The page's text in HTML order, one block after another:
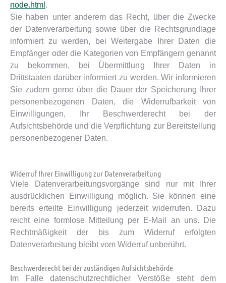
node.html .
Sie haben unter anderem das Recht, über die Zwecke
der Datenverarbeitung sowie über die Rechtsgrundlage
informiert zu werden, bei Weitergabe Ihrer Daten die
Empfänger oder die Kategorien von Empfängern genannt
zu bekommen, bei Übermittlung Ihrer Daten in
Drittstaaten darüber informiert zu werden. Wir informieren
Sie zudem gerne über die Dauer der Speicherung Ihrer
personenbezogenen Daten, die Widerrufbarkeit von
Einwilligungen, Ihr Beschwerderecht bei der
Aufsichtsbehörde und die Verpflichtung zur Bereitstellung
personenbezogener Daten.
Widerruf Ihrer Einwilligung zur Datenverarbeitung
Viele Datenverarbeitungsvorgänge sind nur mit Ihrer
ausdrücklichen Einwilligung möglich. Sie können eine
bereits erteilte Einwilligung jederzeit widerrufen. Dazu
reicht eine formlose Mitteilung per E-Mail an uns. Die
Rechtmäßigkeit der bis zum Widerruf erfolgten
Datenverarbeitung bleibt vom Widerruf unberührt.
Beschwerderecht bei der zuständigen Aufsichtsbehörde
Im Falle datenschutzrechtlicher Verstöße steht dem